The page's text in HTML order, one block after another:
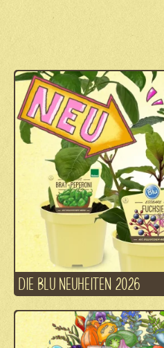
DIE BLU NEUHEITEN 2026